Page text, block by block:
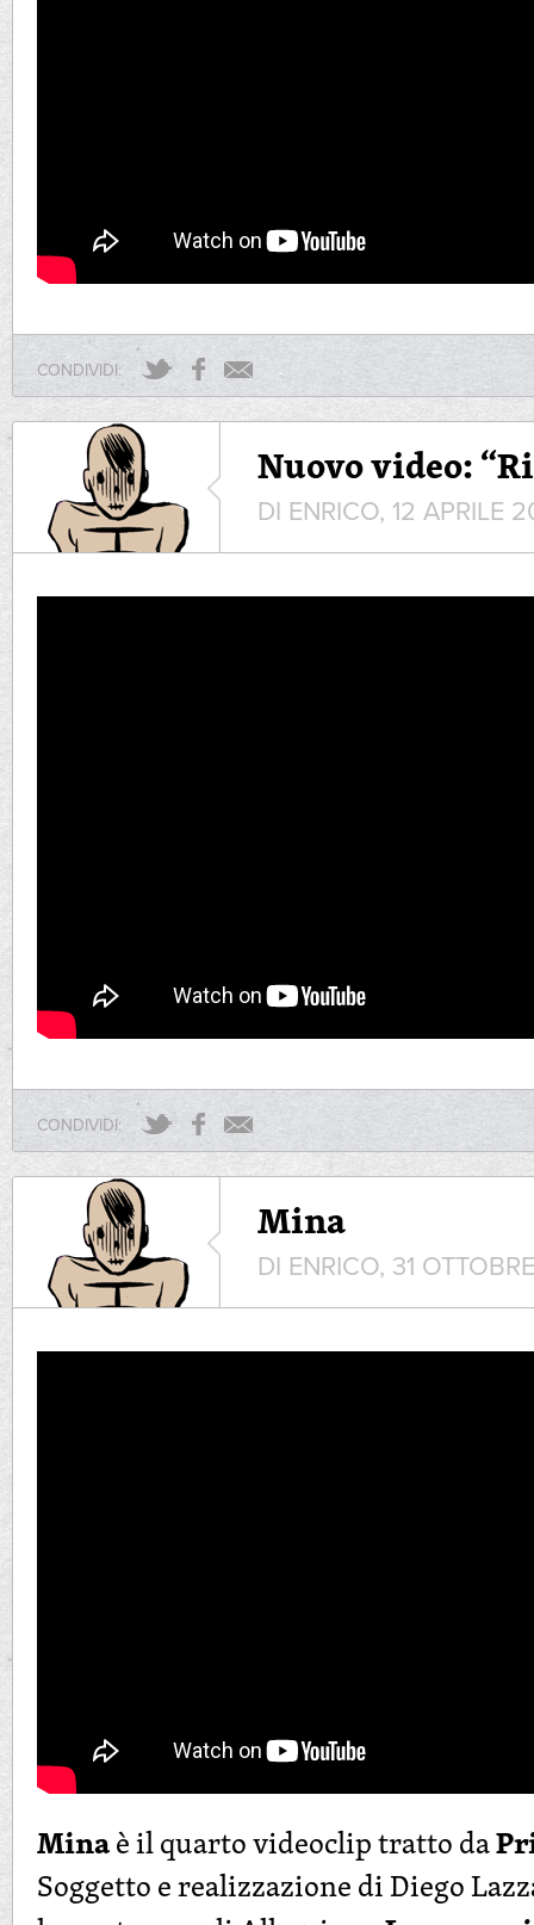
CONDIVIDI:
Nuovo video:
DI ENRICO, 12 APRILE
CONDIVIDI:
Mina
DI ENRICO, 31
Minaè il quarto videoclip tratto da
Soggetto e realizzazione di Diego